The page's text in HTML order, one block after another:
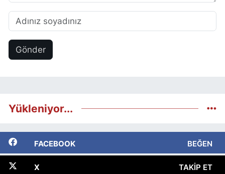
Gönder
Yükleniyor...
FACEBOOK BEĞEN
X TAKIP ET